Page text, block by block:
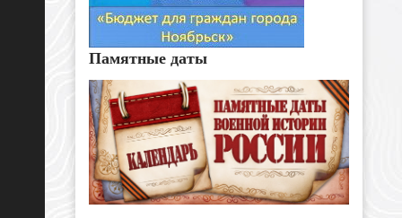
Памятные даты